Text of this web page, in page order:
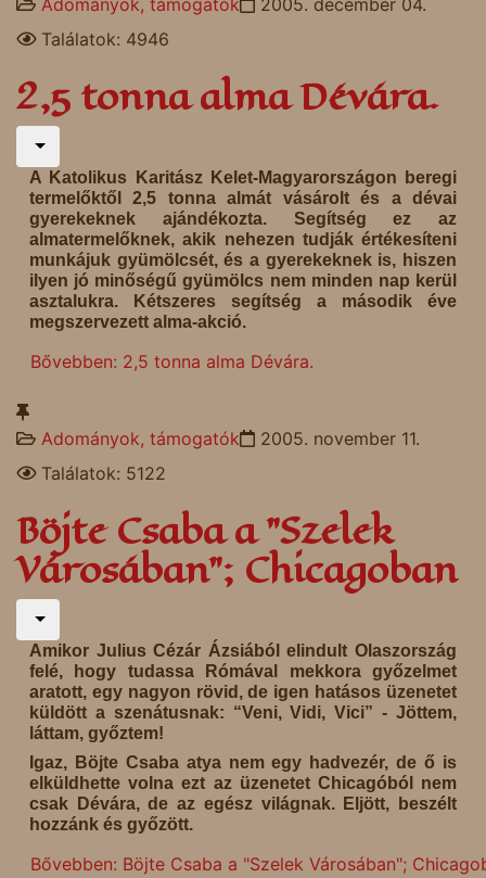
Adományok, támogatók
2005. december 04.
Találatok: 4946
2,5 tonna alma Dévára.
A Katolikus Karitász Kelet-Magyarországon beregi
termelőktől 2,5 tonna almát vásárolt és a dévai
gyerekeknek ajándékozta. Segítség ez az
almatermelőknek, akik nehezen tudják értékesíteni
munkájuk gyümölcsét, és a gyerekeknek is, hiszen
ilyen jó minőségű gyümölcs nem minden nap kerül
asztalukra. Kétszeres segítség a második éve
megszervezett alma-akció.
Bővebben: 2,5 tonna alma Dévára.
Adományok, támogatók
2005. november 11.
Találatok: 5122
Böjte Csaba a "Szelek
Városában"; Chicagoban
Amikor Julius Cézár Ázsiából elindult Olaszország
felé, hogy tudassa Rómával mekkora győzelmet
aratott, egy nagyon rövid, de igen hatásos üzenetet
küldött a szenátusnak: “Veni, Vidi, Vici” - Jöttem,
láttam, győztem!
Igaz, Böjte Csaba atya nem egy hadvezér, de ő is
elküldhette volna ezt az üzenetet Chicagóból nem
csak Dévára, de az egész világnak. Eljött, beszélt
hozzánk és győzött.
Bővebben: Böjte Csaba a "Szelek Városában";